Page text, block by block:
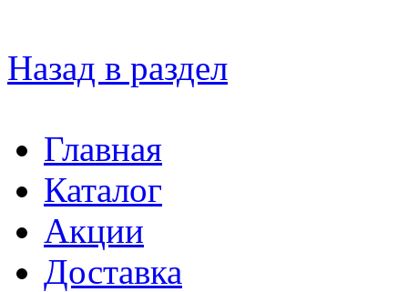
Назад в раздел
Главная
Каталог
Акции
Доставка